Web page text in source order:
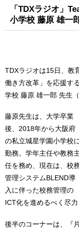
「TDXラジオ」
小学校 藤原 雄一
TDXラジオは15日、教
働き方改革」を応援す
学校 藤原 雄一郎 先生
藤原先生は、大学卒業
後、2018年から大阪府
の私立城星学園小学校
勤務。学年主任や教務
任を務め、現在は、校
管理システムBLEND導
入に伴った校務管理の
ICT化を進めるべく尽力
後半のコーナーは、『